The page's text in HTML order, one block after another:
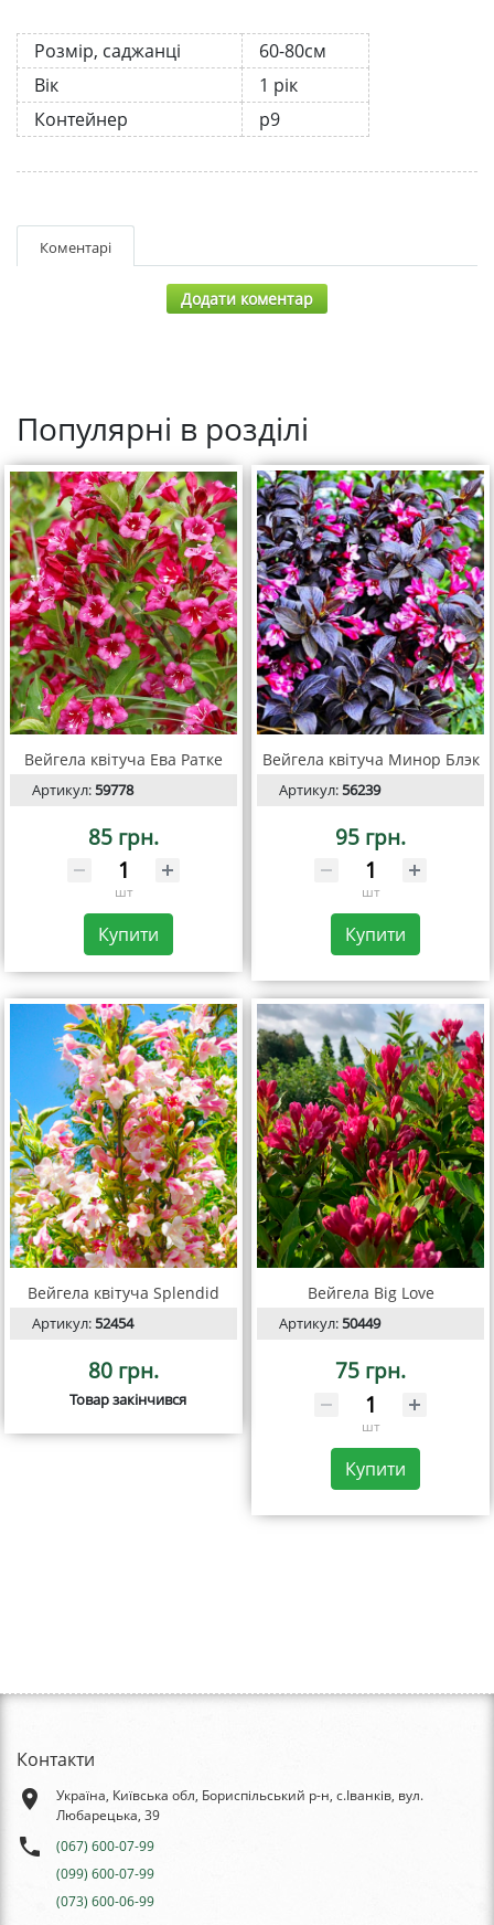
Розмір, саджанці
60-80см
Вік
1 рік
Контейнер
р9
Коментарі
Додати коментар
Популярні в розділі
Вейгела квітуча Ева Ратке
Артикул:59778
85 грн.
шт
Купити
Вейгела квітуча Минор Блэк
Артикул:56239
95 грн.
шт
Купити
Вейгела квітуча Splendid
Артикул:52454
80 грн.
Товар закінчився
Вейгела Big Love
Артикул:50449
75 грн.
шт
Купити
Контакти
place
Україна, Київська обл, Бориспільський р-н, с.Іванків, вул.
Любарецька, 39
phone
(067) 600-07-99
(099) 600-07-99
(073) 600-06-99